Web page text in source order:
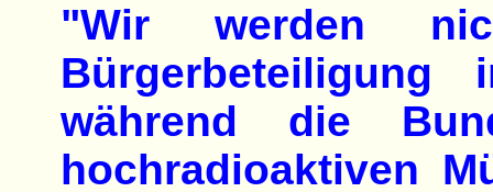
"Wir werden
Bürgerbeteiligung
während die
hochradioaktiven